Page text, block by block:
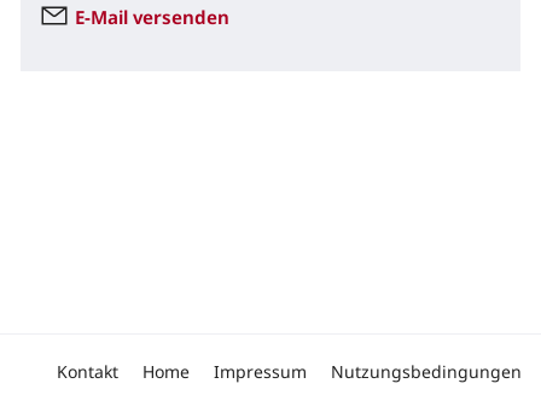
E-Mail versenden
Kontakt Home Impressum Nutzungsbedingungen